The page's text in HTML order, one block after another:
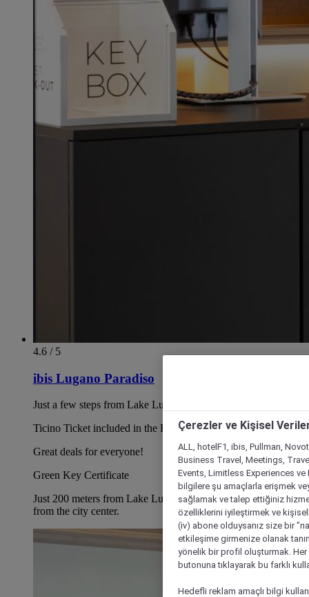
4.6 / 5
ibis Lugano Paradiso
Just a few steps from Lake Lugano!
Ticino Ticket included in the Price!
Great deals for everyone!
Green Key Certificate
Just 200 meters from Lake Lugano and a 15-minute walk
from the city center.
Çerezler ve Kişisel
ALL, hotelF1, ibis, Pullman,
Business Travel, Meetings,
Events, Limitless Experiences
bilgilere şu amaçlarla erişmek
sağlamak ve talep ettiğiniz
özelliklerini iyileştirmek ve
(iv) abone olduysanız size bir
etkileşime girmenize olanak
yönelik bir profil oluşturmak.
butonuna tıklayarak bu farklı
Hedefli reklam amaçlı bilgi